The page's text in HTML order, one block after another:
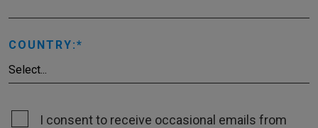
COUNTRY:
I consent to receive occasional emails from